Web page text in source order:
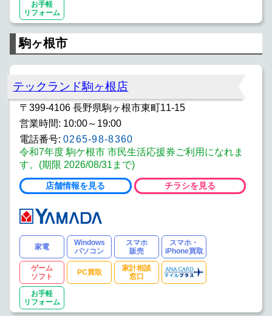
お手軽
リフォーム
駒ヶ根市
テックランド駒ヶ根店
〒399-4106 長野県駒ヶ根市東町11-15
営業時間: 10:00～19:00
電話番号: 0265-98-8360
令和7年度 駒ケ根市 市民生活応援券ご利用になれま
す。(期限 2026/08/31まで)
店舗情報を見る チラシを見る
家電
Windows
パソコン
スマホ
販売
スマホ・
iPhone買取
ゲーム
ソフト
PC買取
家計相談
窓口
お手軽
リフォーム